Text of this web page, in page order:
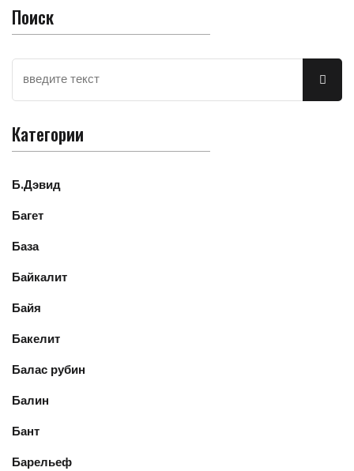
Поиск
Категории
Б.Дэвид
Багет
База
Байкалит
Байя
Бакелит
Балас рубин
Балин
Бант
Барельеф